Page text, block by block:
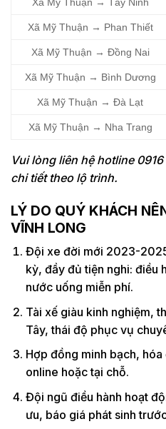
Xã Mỹ Thuận → Phan Thiết
Xã Mỹ Thuận → Đồng Nai
Xã Mỹ Thuận → Bình Dương
Xã Mỹ Thuận → Đà Lạt
Xã Mỹ Thuận → Nha Trang
Vui lòng liên hệ hotline
chi tiết theo lộ trình.
LÝ DO QUÝ KHÁCH
VĨNH LONG
Đội xe đời mới 2023-
kỳ, đầy đủ tiện nghi: điều
nước uống miễn phí.
Tài xế giàu kinh nghiệm,
Tây, thái độ phục vụ
Hợp đồng minh bạch,
online hoặc tại chỗ.
Đội ngũ điều hành hoạt
ưu, báo giá phát sinh